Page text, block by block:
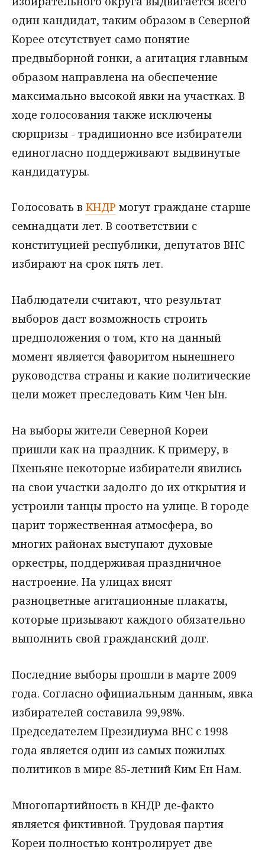
один кандидат, таким образом в Северной
Корее отсутствует само понятие
предвыборной гонки, а агитация главным
образом направлена на обеспечение
максимально высокой явки на участках. В
ходе голосования также исключены
сюрпризы - традиционно все избиратели
единогласно поддерживают выдвинутые
кандидатуры.
Голосовать в КНДР могут граждане старше
семнадцати лет. В соответствии с
конституцией республики, депутатов ВНС
избирают на срок пять лет.
Наблюдатели считают, что результат
выборов даст возможность строить
предположения о том, кто на данный
момент является фаворитом нынешнего
руководства страны и какие политические
цели может преследовать Ким Чен Ын.
На выборы жители Северной Кореи
пришли как на праздник. К примеру, в
Пхеньяне некоторые избиратели явились
на свои участки задолго до их открытия и
устроили танцы просто на улице. В городе
царит торжественная атмосфера, во
многих районах выступают духовые
оркестры, поддерживая праздничное
настроение. На улицах висят
разноцветные агитационные плакаты,
которые призывают каждого обязательно
выполнить свой гражданский долг.
Последние выборы прошли в марте 2009
года. Согласно официальным данным, явка
избирателей составила 99,98%.
Председателем Президиума ВНС с 1998
года является один из самых пожилых
политиков в мире 85-летний Ким Ен Нам.
Многопартийность в КНДР де-факто
является фиктивной. Трудовая партия
Кореи полностью контролирует две